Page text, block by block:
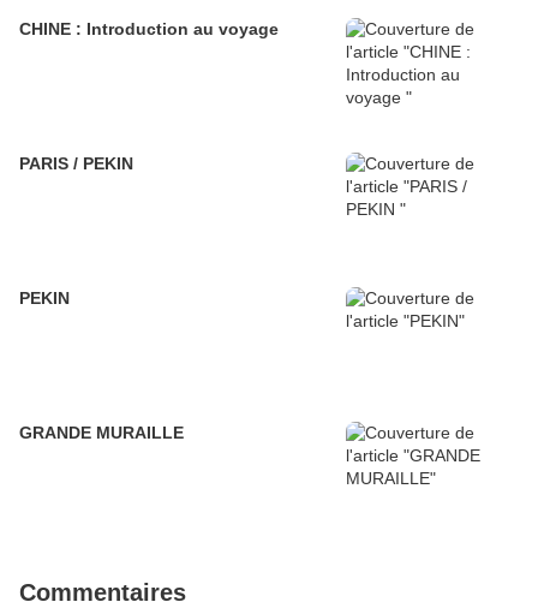
CHINE : Introduction au voyage
PARIS / PEKIN
PEKIN
GRANDE MURAILLE
Commentaires